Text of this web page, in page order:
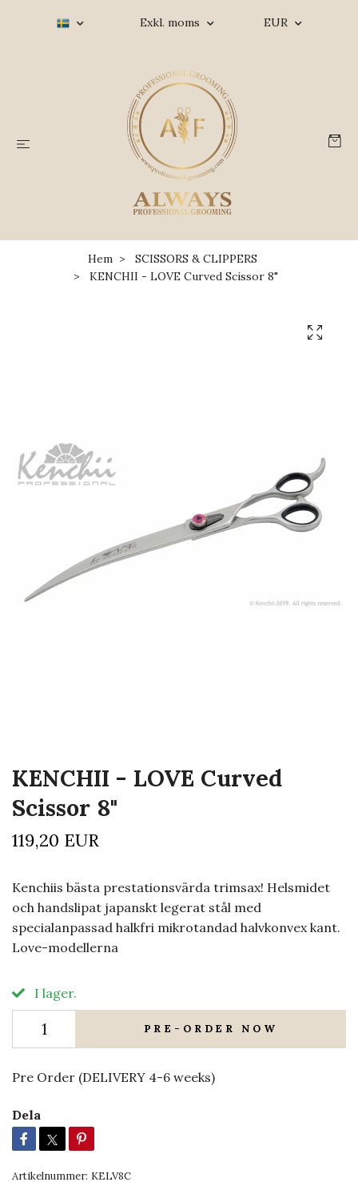
Exkl. moms EUR
Hem
SCISSORS & CLIPPERS
KENCHII - LOVE Curved Scissor 8"
KENCHII - LOVE Curved
Scissor 8"
119,20 EUR
Kenchiis bästa prestationsvärda trimsax! Helsmidet
och handslipat japanskt legerat stål med
specialanpassad halkfri mikrotandad halvkonvex kant.
Love-modellerna
I lager.
PRE-ORDER NOW
Pre Order (DELIVERY 4-6 weeks)
Dela
Artikelnummer: KELV8C